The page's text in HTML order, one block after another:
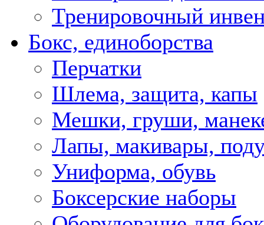
Тренировочный
Бокс, единоборства
Перчатки
Шлема, защита, капы
Мешки, груши,
Лапы, макивары,
Униформа, обувь
Боксерские наборы